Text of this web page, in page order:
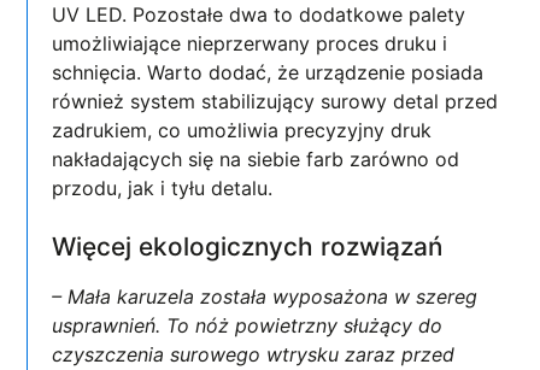
UV LED. Pozostałe dwa to dodatkowe palety
umożliwiające nieprzerwany proces druku i
schnięcia. Warto dodać, że urządzenie posiada
również system stabilizujący surowy detal przed
zadrukiem, co umożliwia precyzyjny druk
nakładających się na siebie farb zarówno od
przodu, jak i tyłu detalu.
Więcej ekologicznych rozwiązań
– Mała karuzela została wyposażona w szereg
usprawnień. To nóż powietrzny służący do
czyszczenia surowego wtrysku zaraz przed